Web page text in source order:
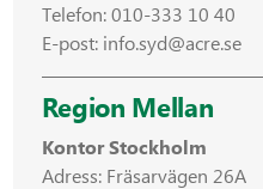
Telefon:010-333 10 40
E-post: info.syd@acre.se
Region Mellan
Kontor Stockholm
Adress: Fräsarvägen 26A